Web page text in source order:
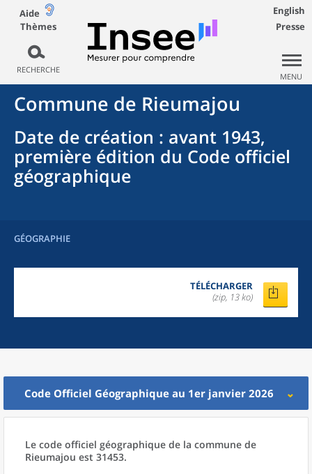
Aide
Thèmes
RECHERCHE
English
Presse
MENU
Commune de Rieumajou
Date de création : avant 1943,
première édition du Code officiel
géographique
GÉOGRAPHIE
TÉLÉCHARGER
(zip, 13 ko)
Code Officiel Géographique au 1er janvier 2026
Le code officiel géographique de la commune de
Rieumajou est 31453.